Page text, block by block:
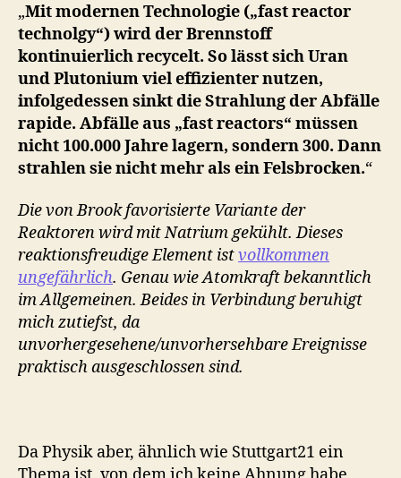
„Mit modernen Technologie („fast reactor
technolgy“) wird der Brennstoff
kontinuierlich recycelt. So lässt sich Uran
und Plutonium viel effizienter nutzen,
infolgedessen sinkt die Strahlung der Abfälle
rapide. Abfälle aus „fast reactors“ müssen
nicht 100.000 Jahre lagern, sondern 300. Dann
strahlen sie nicht mehr als ein Felsbrocken.“
Die von Brook favorisierte Variante der
Reaktoren wird mit Natrium gekühlt. Dieses
reaktionsfreudige Element istvollkommen
ungefährlich. Genau wie Atomkraft bekanntlich
im Allgemeinen. Beides in Verbindung beruhigt
mich zutiefst, da
unvorhergesehene/unvorhersehbare Ereignisse
praktisch ausgeschlossen sind.
Da Physik aber, ähnlich wie Stuttgart21 ein